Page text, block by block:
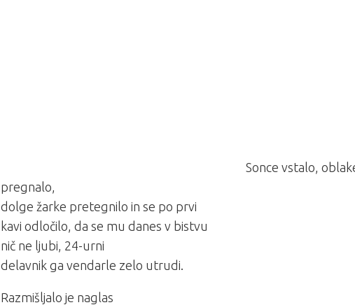
Sonce vstalo,
pregnalo,
dolge žarke pretegnilo in se po prvi
kavi odločilo, da se mu danes v bistvu
nič ne ljubi, 24-urni
delavnik ga vendarle zelo utrudi.
Razmišljalo je naglas